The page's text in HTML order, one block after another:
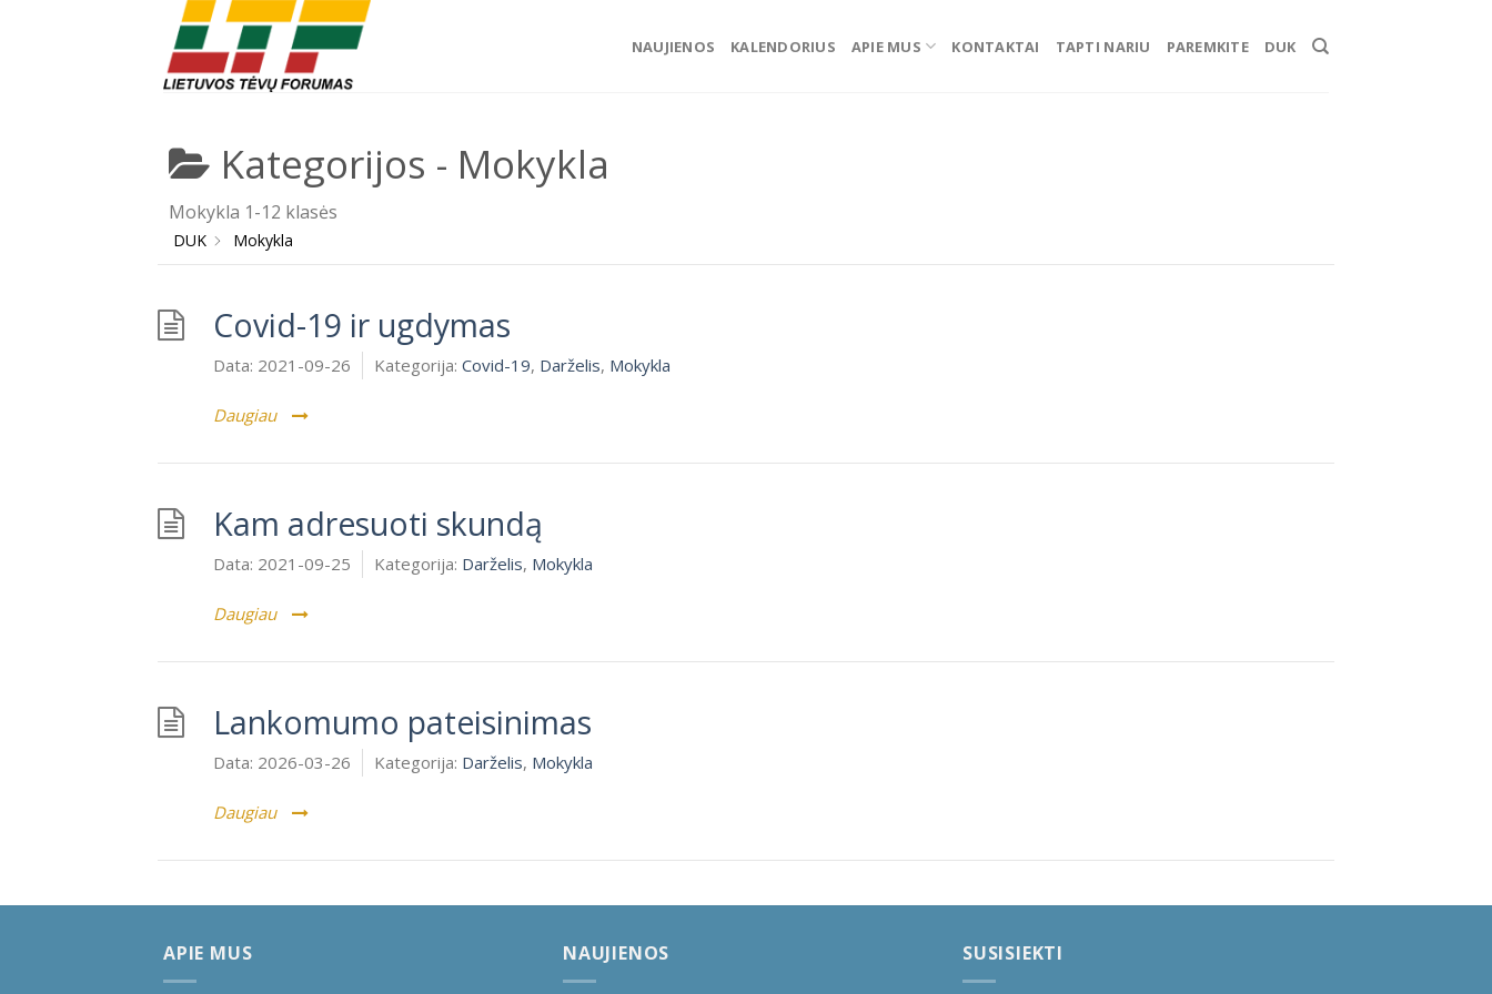
NAUJIENOS KALENDORIUS APIE MUS KONTAKTAI TAPTI NARIU PAREMKITE DUK
Kategorijos - Mokykla
Mokykla 1-12 klasės
DUK Mokykla
Covid-19 ir ugdymas
Data: 2021-09-26 Kategorija: Covid-19, Darželis, Mokykla
Daugiau
Kam adresuoti skundą
Data: 2021-09-25 Kategorija: Darželis, Mokykla
Daugiau
Lankomumo pateisinimas
Data: 2026-03-26 Kategorija: Darželis, Mokykla
Daugiau
APIE MUS NAUJIENOS SUSISIEKTI